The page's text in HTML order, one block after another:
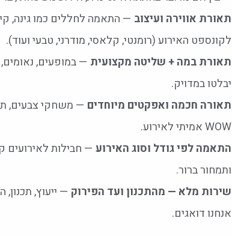
תאורת אווירה ועיצוב — התאמה לחללים כמו גינה,
לקונספט האירוע (רומנטי, קלאסי, מודרני, טבעי ועוד).
תאורת במה + שליטה מקצועית — במופעים,
יבלטו במדויק.
תאורה חכמה ואפקטים מיוחדים
WOW אמיתי לאירוע.
התאמה לפי גודל וסוג האירוע — חבילות לאירועים
ותמחור ברור.
שירות מלא — מהתכנון ועד הפירוק — ייעוץ,
אנחנו דואגים.